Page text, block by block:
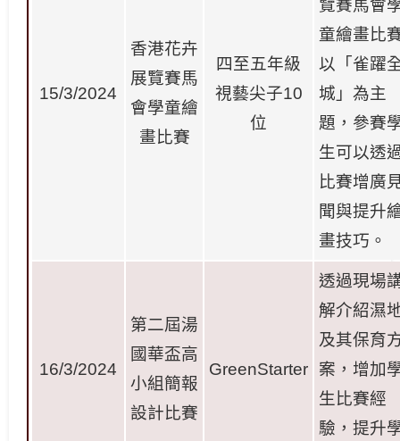
15/3/2024
香港花卉
展覽賽馬
會學童繪
畫比賽
四至五年級
視藝尖子10
位
覽賽馬會
童繪畫比
以「雀躍
城」為主
題，參賽
生可以透
比賽增廣
聞與提升
畫技巧。
16/3/2024
第二屆湯
國華盃高
小組簡報
設計比賽
GreenStarter
透過現場
解介紹濕
及其保育
案，增加
生比賽經
驗，提升